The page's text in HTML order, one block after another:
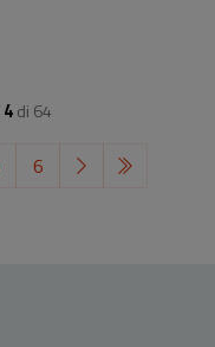
4di 64
6